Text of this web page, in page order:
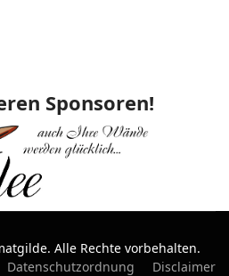
Sponsoren!
Alle Rechte vorbehalten.
Datenschutzordnung Disclaimer